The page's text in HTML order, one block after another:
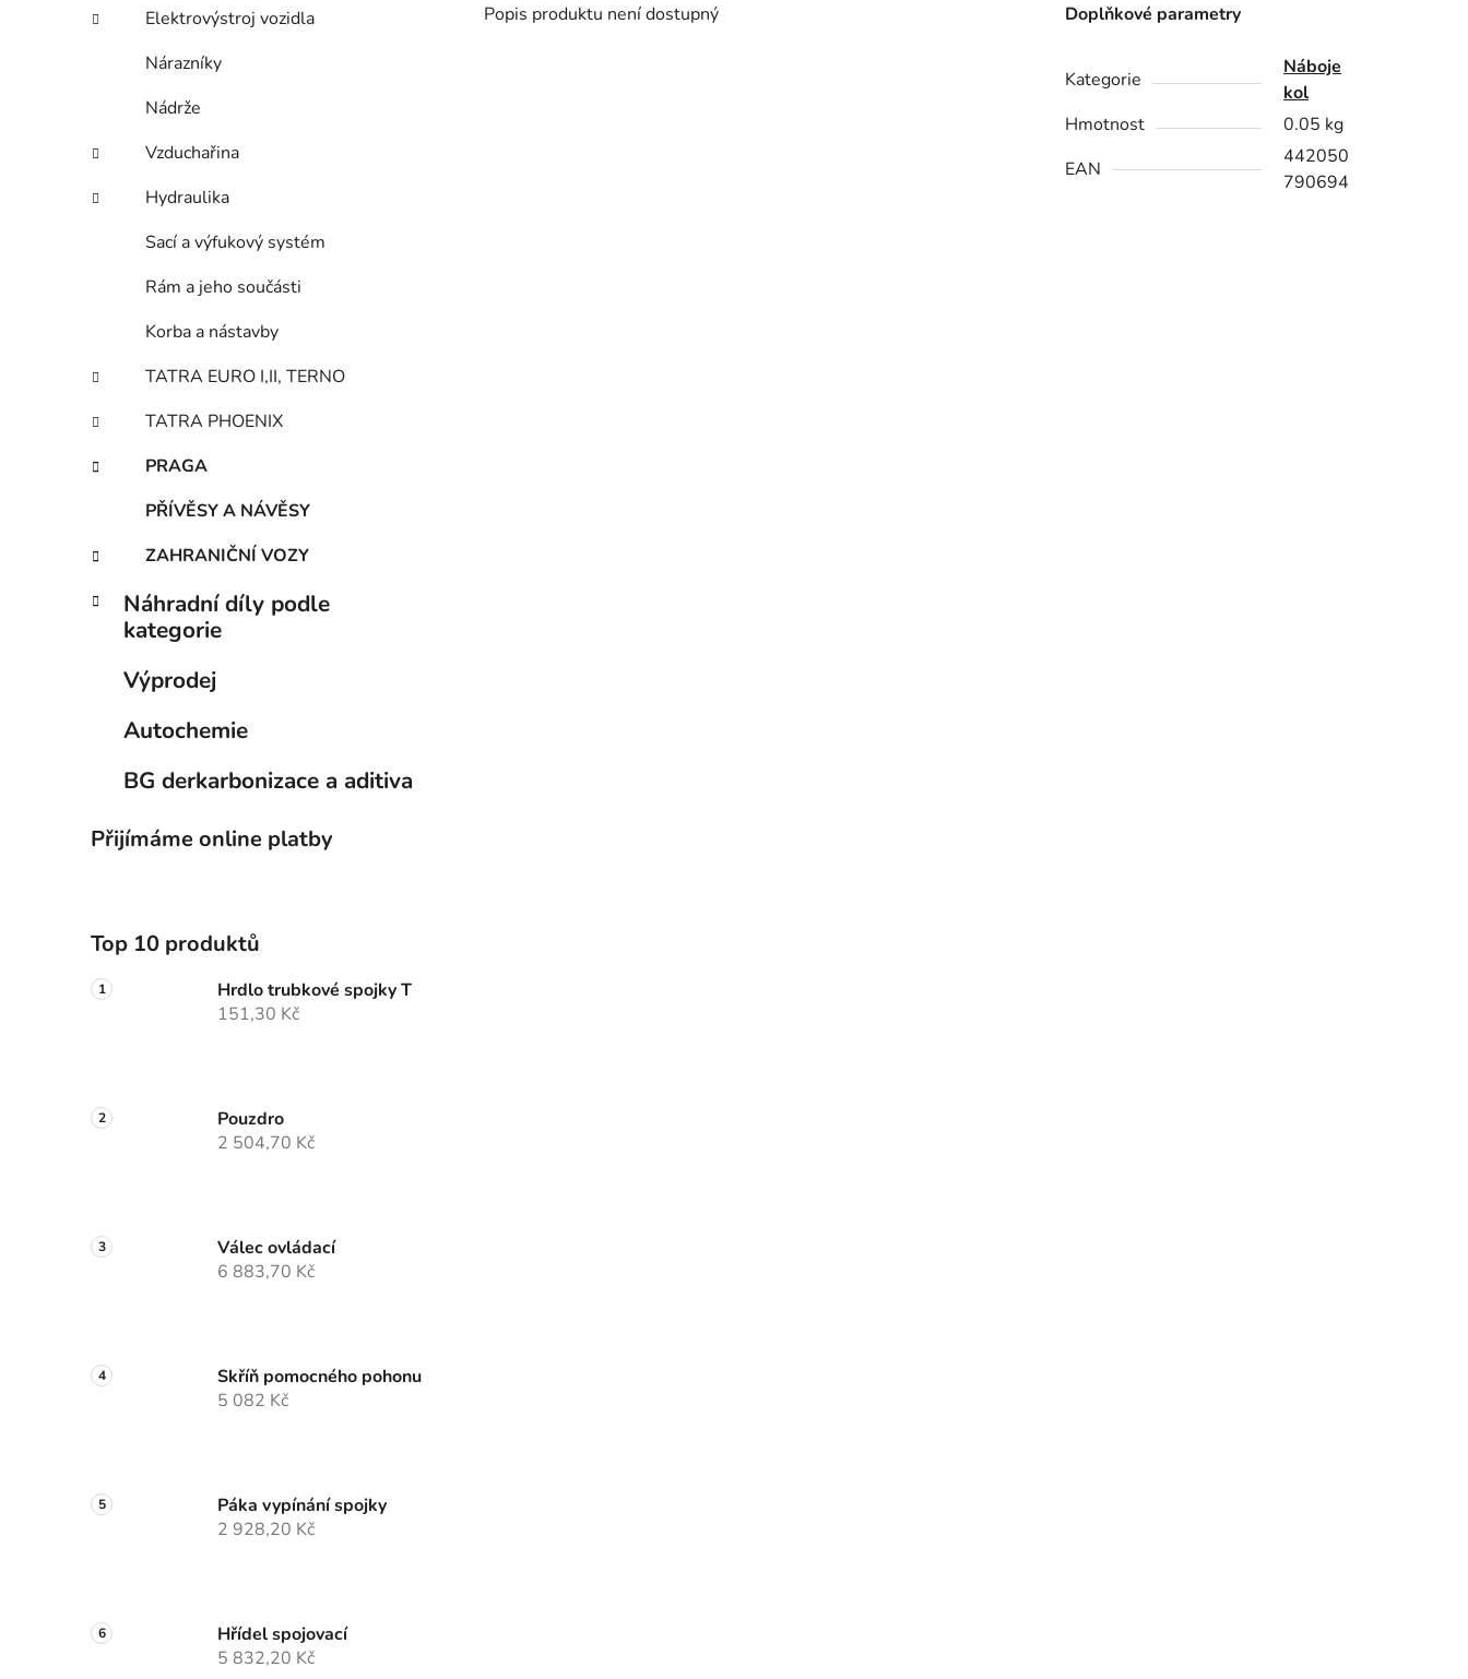
Elektrovýstroj vozidla
Nárazníky
Nádrže
Vzduchařina
Hydraulika
Sací a výfukový systém
Rám a jeho součásti
Korba a nástavby
TATRA EURO I,II, TERNO
TATRA PHOENIX
PRAGA
PŘÍVĚSY A NÁVĚSY
ZAHRANIČNÍ VOZY
Náhradní díly podle
kategorie
Výprodej
Autochemie
BG derkarbonizace a aditiva
Přijímáme online platby
Top 10 produktů
Hrdlo trubkové spojky T
151,30 Kč
Pouzdro
2 504,70 Kč
Válec ovládací
6 883,70 Kč
Skříň pomocného pohonu
5 082 Kč
Páka vypínání spojky
2 928,20 Kč
Hřídel spojovací
5 832,20 Kč
Popis produktu není dostupný Doplňkové parametry
Kategorie
Náboje
kol
Hmotnost
0.05 kg
EAN
442050
790694